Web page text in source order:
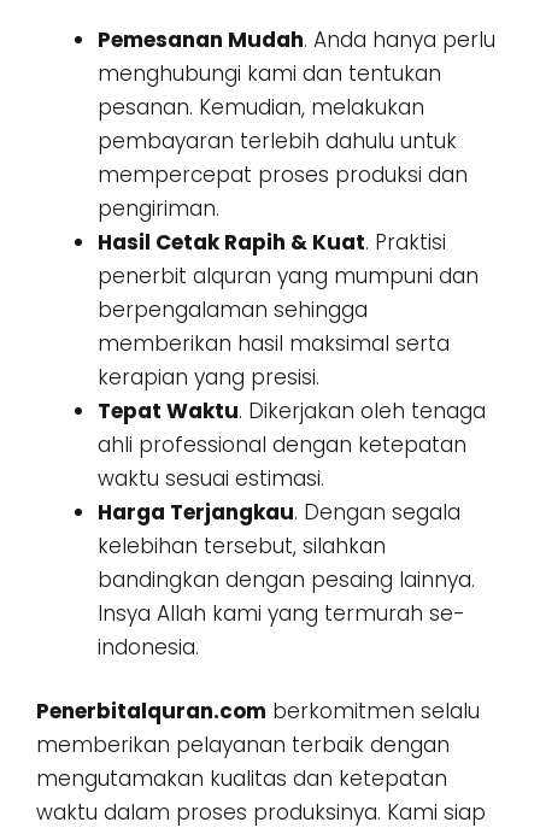
Pemesanan Mudah. Anda hanya perlu
menghubungi kami dan tentukan
pesanan. Kemudian, melakukan
pembayaran terlebih dahulu untuk
mempercepat proses produksi dan
pengiriman.
Hasil Cetak Rapih & Kuat. Praktisi
penerbit alquran yang mumpuni dan
berpengalaman sehingga
memberikan hasil maksimal serta
kerapian yang presisi.
Tepat Waktu. Dikerjakan oleh tenaga
ahli professional dengan ketepatan
waktu sesuai estimasi.
Harga Terjangkau. Dengan segala
kelebihan tersebut, silahkan
bandingkan dengan pesaing lainnya.
Insya Allah kami yang termurah se-
indonesia.
Penerbitalquran.com berkomitmen selalu
memberikan pelayanan terbaik dengan
mengutamakan kualitas dan ketepatan
waktu dalam proses produksinya. Kami siap